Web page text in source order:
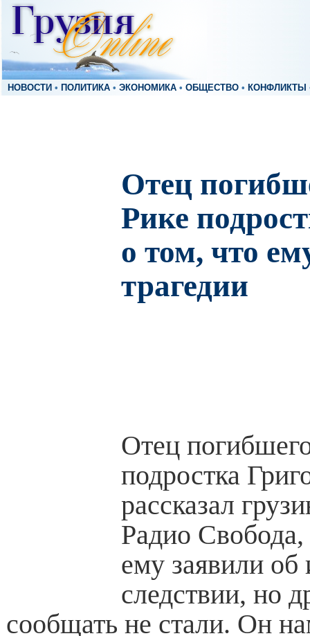
НОВОСТИ • ПОЛИТИКА • ЭКОНОМИКА • ОБЩЕСТВО • КОНФЛИКТЫ
Отец
Рике
о том, что
трагедии
Отец
подростка
рассказал
Радио
ему заявили
следствии, но
сообщать не стали. Он